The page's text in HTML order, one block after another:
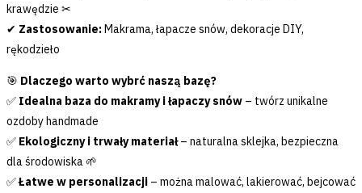
krawędzie ✂
✔ Zastosowanie:Makrama, łapacze snów, dekoracje DIY,
rękodzieło
🎯 Dlaczego warto wybrć naszą bazę?
✅ Idealna baza do makramy i łapaczy snów – twórz unikalne
ozdoby handmade
✅ Ekologiczny i trwały materiał– naturalna sklejka, bezpieczna
dla środowiska 🌱
✅Łatwe w personalizacji – można malować, lakierować, bejcować